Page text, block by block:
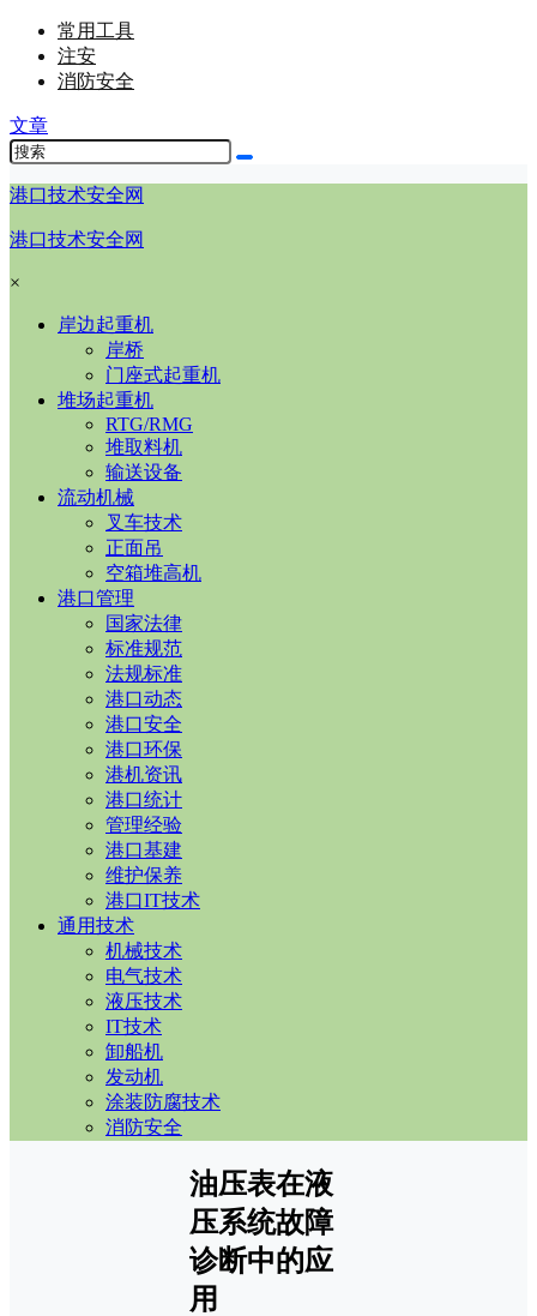
常用工具
注安
消防安全
文章
港口技术安全网
港口技术安全网
×
岸边起重机
岸桥
门座式起重机
堆场起重机
RTG/RMG
堆取料机
输送设备
流动机械
叉车技术
正面吊
空箱堆高机
港口管理
国家法律
标准规范
法规标准
港口动态
港口安全
港口环保
港机资讯
港口统计
管理经验
港口基建
维护保养
港口IT技术
通用技术
机械技术
电气技术
液压技术
IT技术
卸船机
发动机
涂装防腐技术
消防安全
油压表在液
压系统故障
诊断中的应
用